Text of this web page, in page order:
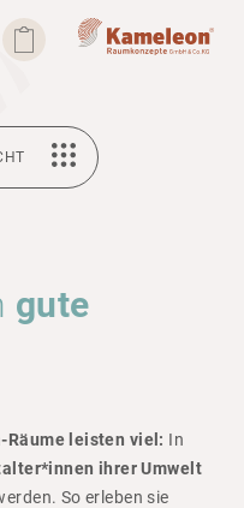
gute
leisten viel: In
ihrer Umwelt
So erleben sie